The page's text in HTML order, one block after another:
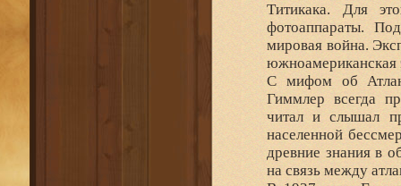
Титикака. Для
фотоаппараты.
мировая война.
южноамериканская
С мифом об
Гиммлер всегда
читал и слышал
населенной
древние знания в
на связь между